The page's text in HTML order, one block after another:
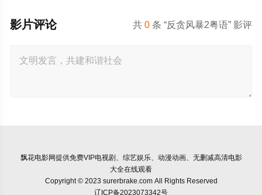
共0 条 “反贪风暴2粤语” 影评
影片评论
飘花电影网提供免费VIP电视剧、综艺娱乐、动漫动画、无删减高清电影
大全在线观看
Copyright © 2023 surerbrake.com All Rights Reserved
辽ICP备2023073342号